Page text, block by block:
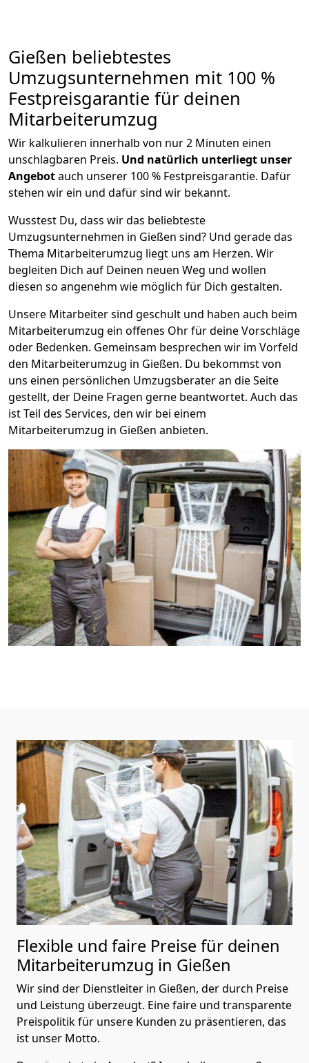
Gießen beliebtestes
Umzugsunternehmen mit 100 %
Festpreisgarantie für deinen
Mitarbeiterumzug
Wir kalkulieren innerhalb von nur 2 Minuten einen
unschlagbaren Preis. Und natürlich unterliegt unser
Angebotauch unserer 100 % Festpreisgarantie. Dafür
stehen wir ein und dafür sind wir bekannt.
Wusstest Du, dass wir das beliebteste
Umzugsunternehmen in Gießen sind? Und gerade das
Thema Mitarbeiterumzug liegt uns am Herzen. Wir
begleiten Dich auf Deinen neuen Weg und wollen
diesen so angenehm wie möglich für Dich gestalten.
Unsere Mitarbeiter sind geschult und haben auch beim
Mitarbeiterumzug ein offenes Ohr für deine Vorschläge
oder Bedenken. Gemeinsam besprechen wir im Vorfeld
den Mitarbeiterumzug in Gießen. Du bekommst von
uns einen persönlichen Umzugsberater an die Seite
gestellt, der Deine Fragen gerne beantwortet. Auch das
ist Teil des Services, den wir bei einem
Mitarbeiterumzug in Gießen anbieten.
Flexible und faire Preise für deinen
Mitarbeiterumzug in Gießen
Wir sind der Dienstleiter in Gießen, der durch Preise
und Leistung überzeugt. Eine faire und transparente
Preispolitik für unsere Kunden zu präsentieren, das
ist unser Motto.